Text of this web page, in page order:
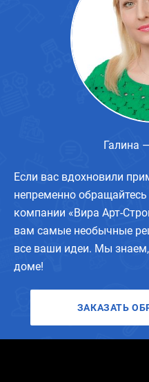
Если вас вдохновили
непременно
компании «Вира Арт-
вам самые необычные
все ваши идеи. Мы
доме!
ЗАКАЗАТЬ
Галина